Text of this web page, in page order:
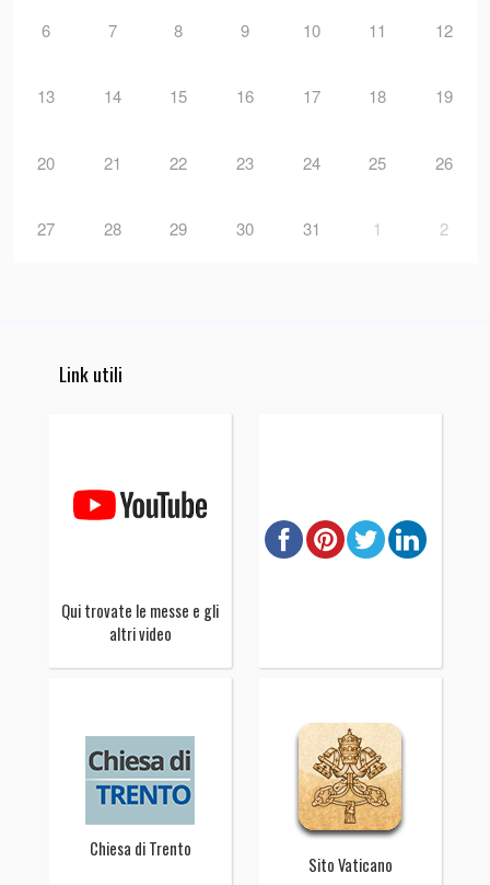
6 7 8 9 10 11 12
13 14 15 16 17 18 19
20 21 22 23 24 25 26
27 28 29 30 31 1 2
Link utili
Qui trovate le messe e gli
altri video
Chiesa di Trento
Sito Vaticano